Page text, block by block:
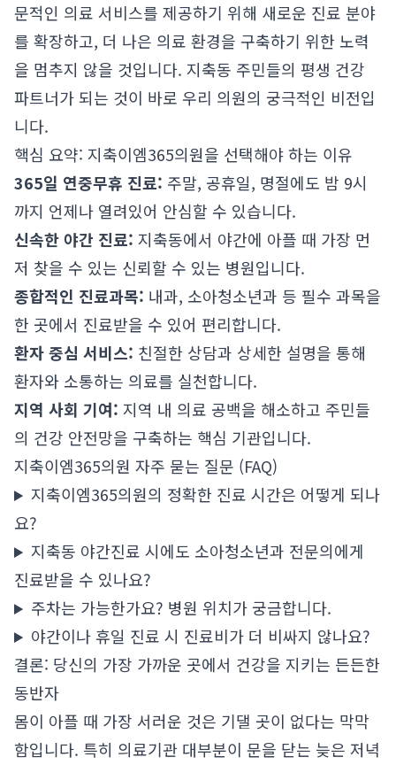
문적인 의료 서비스를 제공하기 위해 새로운 진료 분야
를 확장하고, 더 나은 의료 환경을 구축하기 위한 노력
을 멈추지 않을 것입니다. 지축동 주민들의 평생 건강
파트너가 되는 것이 바로 우리 의원의 궁극적인 비전입
니다.
핵심 요약: 지축이엠365의원을 선택해야 하는 이유
365일 연중무휴 진료: 주말, 공휴일, 명절에도 밤 9시
까지 언제나 열려있어 안심할 수 있습니다.
신속한 야간 진료: 지축동에서 야간에 아플 때 가장 먼
저 찾을 수 있는 신뢰할 수 있는 병원입니다.
종합적인 진료과목: 내과, 소아청소년과 등 필수 과목을
한 곳에서 진료받을 수 있어 편리합니다.
환자 중심 서비스: 친절한 상담과 상세한 설명을 통해
환자와 소통하는 의료를 실천합니다.
지역 사회 기여: 지역 내 의료 공백을 해소하고 주민들
의 건강 안전망을 구축하는 핵심 기관입니다.
지축이엠365의원 자주 묻는 질문 (FAQ)
지축이엠365의원의 정확한 진료 시간은 어떻게 되나
요?
지축동 야간진료 시에도 소아청소년과 전문의에게
진료받을 수 있나요?
주차는 가능한가요? 병원 위치가 궁금합니다.
야간이나 휴일 진료 시 진료비가 더 비싸지 않나요?
결론: 당신의 가장 가까운 곳에서 건강을 지키는 든든한
동반자
몸이 아플 때 가장 서러운 것은 기댈 곳이 없다는 막막
함입니다. 특히 의료기관 대부분이 문을 닫는 늦은 저녁